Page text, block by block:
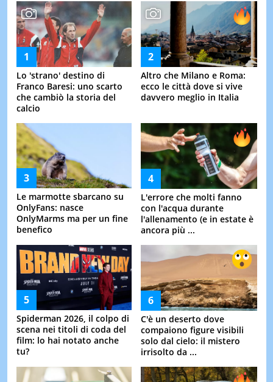
Lo 'strano' destino di
Franco Baresi: uno scarto
che cambiò la storia del
calcio
Altro che Milano e Roma:
ecco le città dove si vive
davvero meglio in Italia
Le marmotte sbarcano su
OnlyFans: nasce
OnlyMarms ma per un fine
benefico
L'errore che molti fanno
con l'acqua durante
l'allenamento (e in estate è
ancora più ...
Spiderman 2026, il colpo di
scena nei titoli di coda del
film: lo hai notato anche
tu?
C'è un deserto dove
compaiono figure visibili
solo dal cielo: il mistero
irrisolto da ...